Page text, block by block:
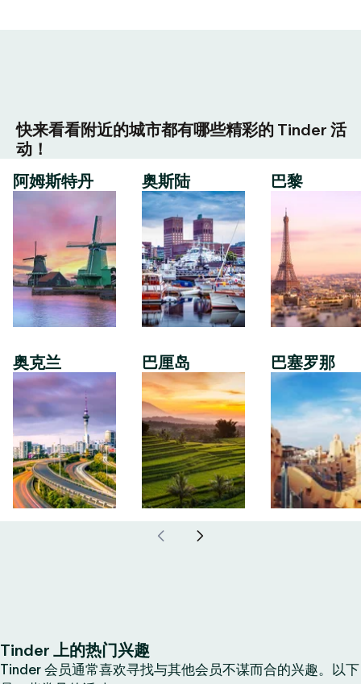
快来看看附近的城市都有哪些精彩的 Tinder 活
动！
阿姆斯特丹
奥克兰
奥斯陆
巴厘岛
巴黎
巴塞罗那
Tinder 上的热门兴趣
Tinder 会员通常喜欢寻找与其他会员不谋而合的兴趣。以下